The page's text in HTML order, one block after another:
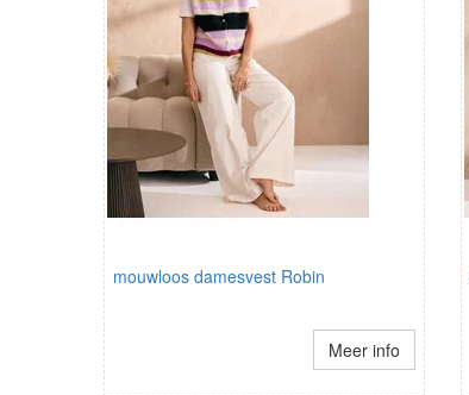
mouwloos damesvest Robin
Meer info